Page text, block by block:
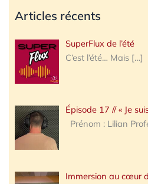
Articles récents
SuperFlux de l’été
C’est l’été… Mais […]
Épisode 17 // « Je
Prénom : Lilian
Immersion au cœur